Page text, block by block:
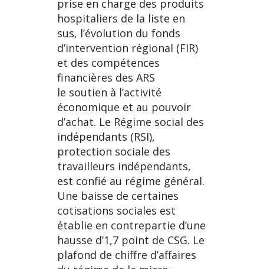
prise en charge des produits
hospitaliers de la liste en
sus, l’évolution du fonds
d’intervention régional (FIR)
et des compétences
financières des ARS
le soutien à l’activité
économique et au pouvoir
d’achat. Le Régime social des
indépendants (RSI),
protection sociale des
travailleurs indépendants,
est confié au régime général.
Une baisse de certaines
cotisations sociales est
établie en contrepartie d’une
hausse d’1,7 point de CSG. Le
plafond de chiffre d’affaires